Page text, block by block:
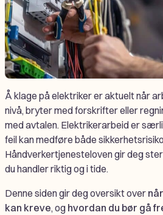
Å klage på elektriker er aktuelt når
nivå, bryter med forskrifter eller
med avtalen. Elektrikerarbeid er
feil kan medføre både
Håndverkertjenesteloven gir deg
du handler riktig og i tide.
Denne siden gir deg oversikt over
kan kreve, og hvordan du bør gå